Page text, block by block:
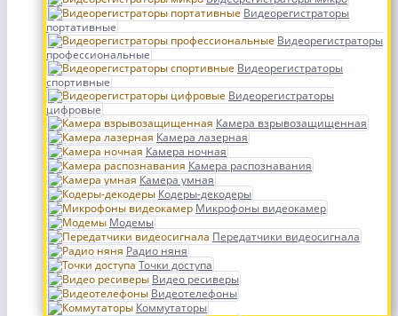
Видеорегистраторы
портативные
Видеорегистраторы
профессиональные
Видеорегистраторы
спортивные
Видеорегистраторы
цифровые
Камера взрывозащищенная
Камера лазерная
Камера ночная
Камера распознавания
Камера умная
Кодеры-декодеры
Микрофоны видеокамер
Модемы
Передатчики видеосигнала
Радио няня
Точки доступа
Видео ресиверы
Видеотелефоны
Коммутаторы